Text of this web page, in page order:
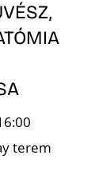
terem